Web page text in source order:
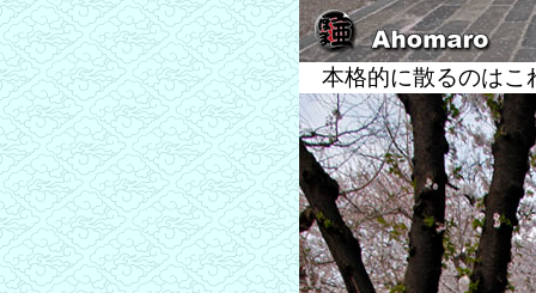
本格的に散るのはこ